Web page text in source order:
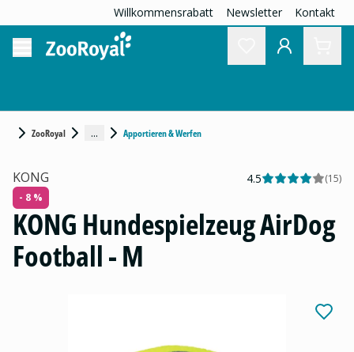
Willkommensrabatt Newsletter Kontakt
ZooRoyal ... Apportieren & Werfen
KONG 4.5 (15)
- 8 %
KONG Hundespielzeug AirDog
Football - M